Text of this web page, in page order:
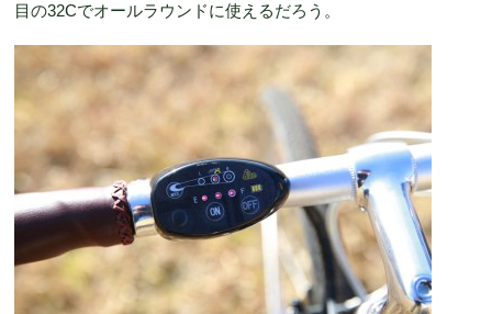
目の32Cでオールラウンドに使えるだろう。